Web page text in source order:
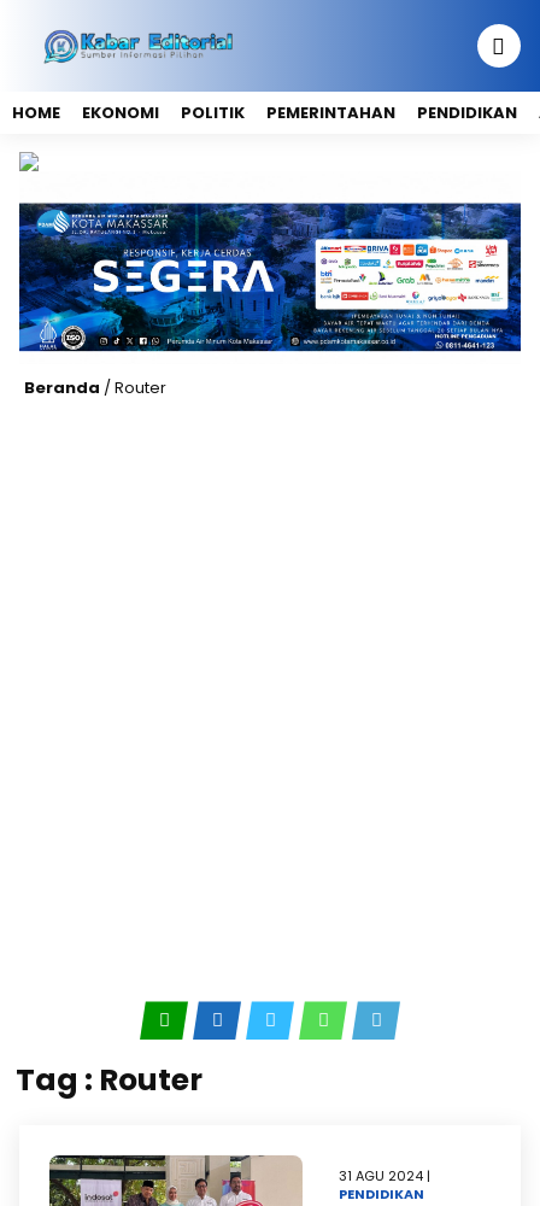
HOME EKONOMI POLITIK PEMERINTAHAN PENDIDIKAN
Beranda / Router
Tag : Router
31 AGU 2024 |
PENDIDIKAN